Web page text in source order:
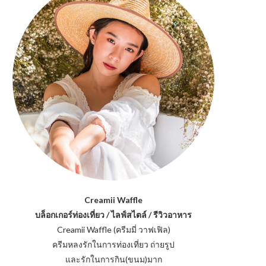
Creamii Waffle
บล็อกเกอร์ท่องเที่ยว / ไลฟ์สไตล์ / รีวิวอาหาร
Creamii Waffle (ครีมมี่ วาฟเฟิล)
ครีมหลงรักในการท่องเที่ยว ถ่ายรูป
และรักในการกิน(ขนม)มาก